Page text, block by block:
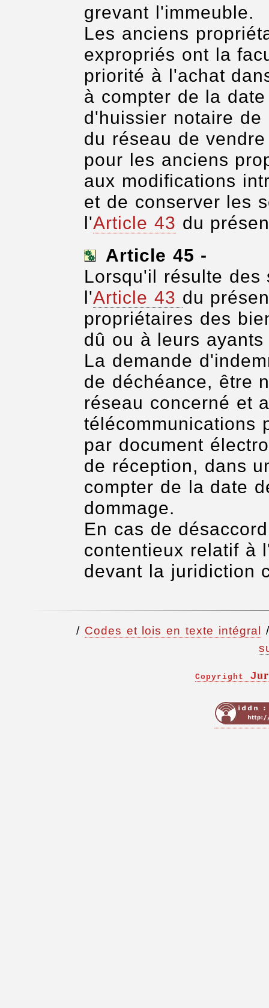
grevant l'immeuble.
Les anciens
expropriés ont la
priorité à l'achat
à compter de la
d'huissier notaire
du réseau de
pour les anciens
aux modifications
et de conserver les
l'Article 43 du
Article 45 -
Lorsqu'il résulte des
l'Article 43 du
propriétaires des
dû ou à leurs
La demande
de déchéance, être
réseau concerné et
télécommunications
par document
de réception, dans
compter de la date
dommage.
En cas de
contentieux relatif à
devant la juridiction
/ Codes et lois en texte intégral
Copyright J